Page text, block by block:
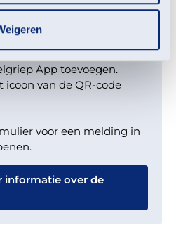
om de locatie van
Geef ArcGIS Survey123
van de app je
App toevoegen.
icoon van de QR-code
voor een melding in
informatie over de